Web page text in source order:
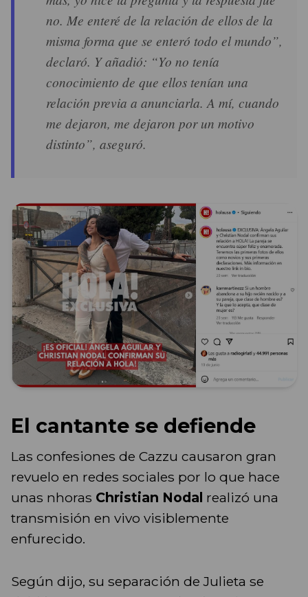
no. Me enteré de la relación de ellos de la
misma forma que se enteró todo el mundo”,
declaró. Y añadió: “Yo no tenía
conocimiento de que ellos tenían una
relación previa a anunciarla. A mí, cuando
me dejaron, me dejaron por un motivo
distinto”, aseguró.
El cantante se defiende
Las confesiones de Cazzu causaron gran
revuelo en redes sociales por lo que hace
unas nhoras Christian Nodal realizó una
transmisión en vivo visiblemente
enfurecido.
Según dijo, su separación de Julieta se